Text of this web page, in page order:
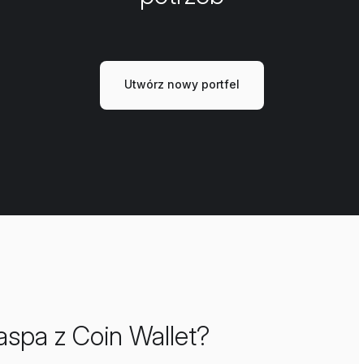
Utwórz nowy portfel
z Coin Wallet?